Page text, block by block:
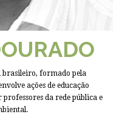
brasileiro, formado pela
ações de educação
da rede pública e